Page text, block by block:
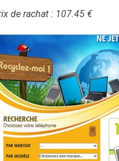
de rachat : 107.45 €